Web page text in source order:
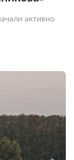
активно